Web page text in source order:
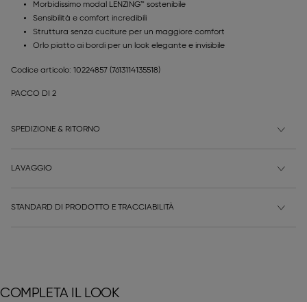
Morbidissimo modal LENZING™ sostenibile
Sensibilità e comfort incredibili
Struttura senza cuciture per un maggiore comfort
Orlo piatto ai bordi per un look elegante e invisibile
Codice articolo: 10224857 (7613114135518)
PACCO DI 2
SPEDIZIONE & RITORNO
LAVAGGIO
STANDARD DI PRODOTTO E TRACCIABILITÀ
COMPLETA IL LOOK